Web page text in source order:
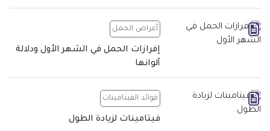
أعراض الحمل
إفرازات الحمل في الشهر الأول ودلالة
ألوانها
فوائد الفيتامينات
فيتامينات لزيادة الطول